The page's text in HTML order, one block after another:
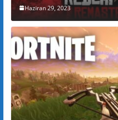
Haziran 29, 2023